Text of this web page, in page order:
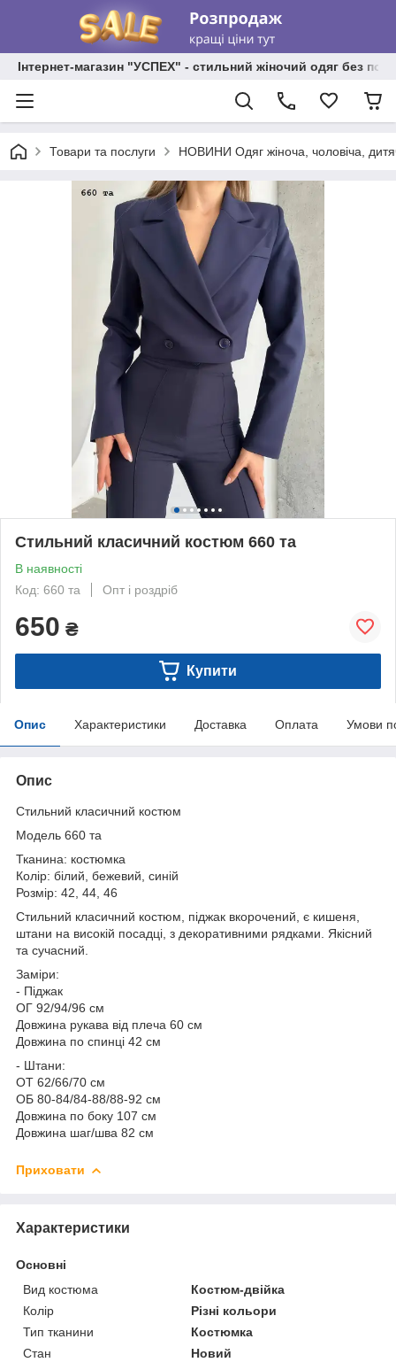
Інтернет-магазин "УСПЕХ" - стильний жіночий одяг без
Товари та послуги НОВИНИ Одяг жіноча, чоловіча,
Стильний класичний костюм 660 та
В наявності
Код: 660 та
Опт і роздріб
650 ₴
Купити
Опис Характеристики Доставка Оплата Умови
Опис
Стильний класичний костюм
Модель 660 та
Тканина: костюмка
Колір: білий, бежевий, синій
Розмір: 42, 44, 46
Стильний класичний костюм, піджак вкорочений, є кишеня,
штани на високій посадці, з декоративними рядками. Якісний
та сучасний.
Заміри:
- Піджак
ОГ 92/94/96 см
Довжина рукава від плеча 60 см
Довжина по спинці 42 см
- Штани:
ОТ 62/66/70 см
ОБ 80-84/84-88/88-92 см
Довжина по боку 107 см
Довжина шаг/шва 82 см
Приховати
Характеристики
Основні
Вид костюма
Костюм-двійка
Колір
Різні кольори
Тип тканини
Костюмка
Стан
Новий